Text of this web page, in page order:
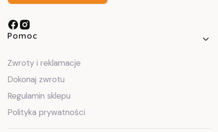
Linki w stopce
Pomoc
Zwroty i reklamacje
Dokonaj zwrotu
Regulamin sklepu
Polityka prywatności